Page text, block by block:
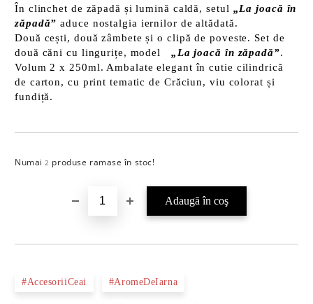
În clinchet de zăpadă și lumină caldă, setul „La joacă în
zăpadă” aduce nostalgia iernilor de altădată.
Două cești, două zâmbete și o clipă de poveste. Set de
două căni cu lingurițe, model
„La joacă în zăpadă”.
Volum 2 x 250ml. Ambalate elegant în cutie cilindrică
de carton, cu print tematic de Crăciun, viu colorat și
fundiță.
Numai2 produse ramase în stoc!
#AccesoriiCeai #AromeDeIarna